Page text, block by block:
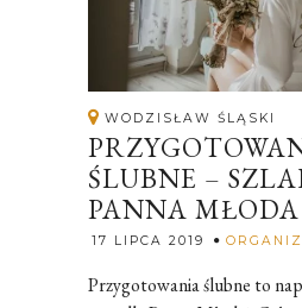
WODZISŁAW ŚLĄSKI
ŚLUBNE –
PANNA MŁODA
17 LIPCA 2019
Przygotowania ślubne to